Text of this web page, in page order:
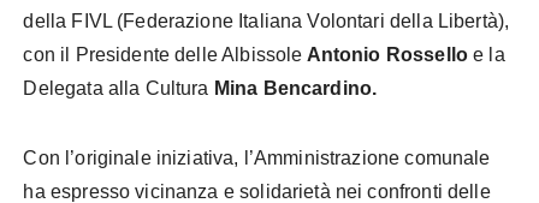
della FIVL (Federazione Italiana Volontari della Libertà),
con il Presidente delle Albissole Antonio Rossello e la
Delegata alla Cultura Mina Bencardino.
Con l’originale iniziativa, l’Amministrazione comunale
ha espresso vicinanza e solidarietà nei confronti delle